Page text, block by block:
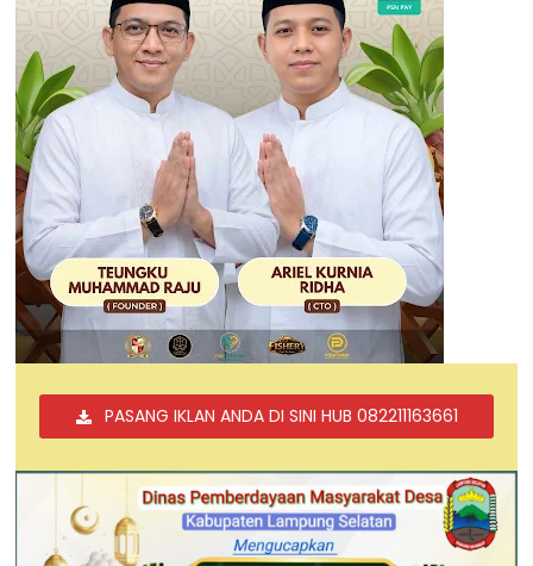
PASANG IKLAN ANDA DI SINI HUB 082211163661